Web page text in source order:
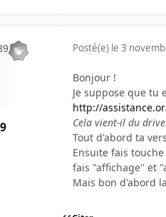
Posté(e) le 3
Bonjour !
Je suppose que tu
http://
Cela vient-il du
Tout d'abord ta
Ensuite fais
fais "affichage" et
Mais bon d'abord